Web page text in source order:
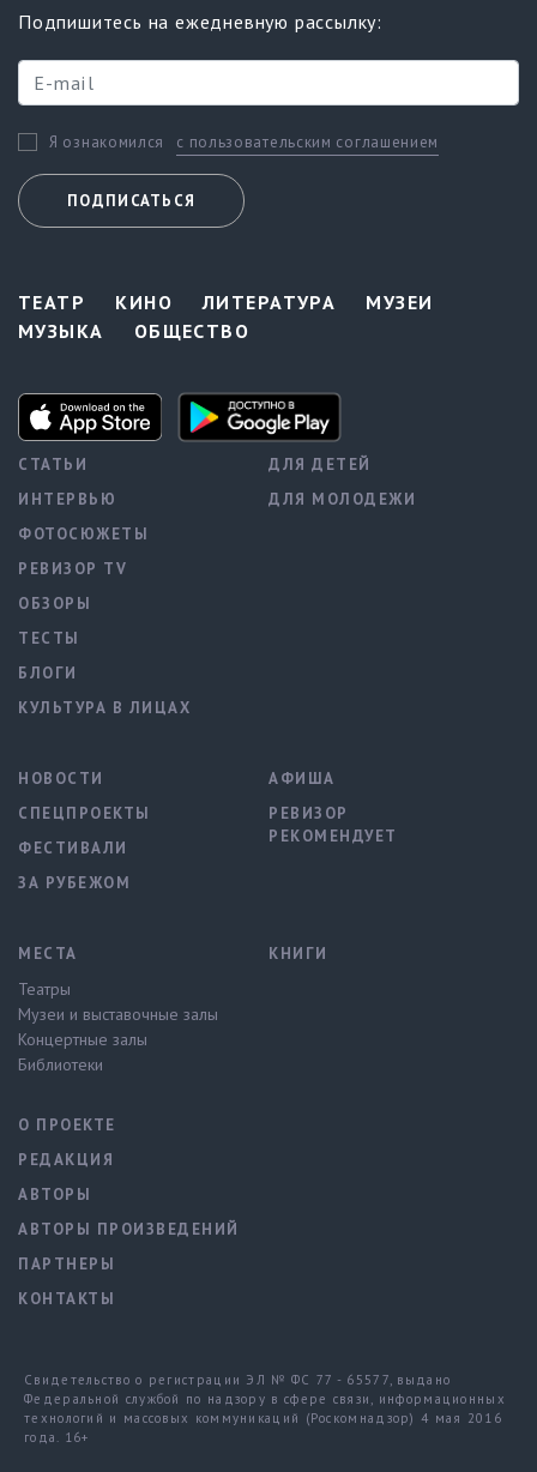
Подпишитесь на ежедневную рассылку:
Я ознакомился с пользовательским соглашением
ПОДПИСАТЬСЯ
ТЕАТР КИНО ЛИТЕРАТУРА
МУЗЕИ
МУЗЫКА
ОБЩЕСТВО
СТАТЬИ
ИНТЕРВЬЮ
ФОТОСЮЖЕТЫ
РЕВИЗОР TV
ОБЗОРЫ
ТЕСТЫ
БЛОГИ
КУЛЬТУРА В ЛИЦАХ
ДЛЯ ДЕТЕЙ
ДЛЯ МОЛОДЕЖИ
НОВОСТИ
СПЕЦПРОЕКТЫ
ФЕСТИВАЛИ
ЗА РУБЕЖОМ
АФИША
РЕВИЗОР
РЕКОМЕНДУЕТ
МЕСТА
Театры
Музеи и выставочные залы
Концертные залы
Библиотеки
КНИГИ
О ПРОЕКТЕ
РЕДАКЦИЯ
АВТОРЫ
АВТОРЫ ПРОИЗВЕДЕНИЙ
ПАРТНЕРЫ
КОНТАКТЫ
Свидетельство о регистрации ЭЛ № ФС 77 - 65577, выдано
Федеральной службой по надзору в сфере связи, информационных
технологий и массовых коммуникаций (Роскомнадзор) 4 мая 2016
года. 16+